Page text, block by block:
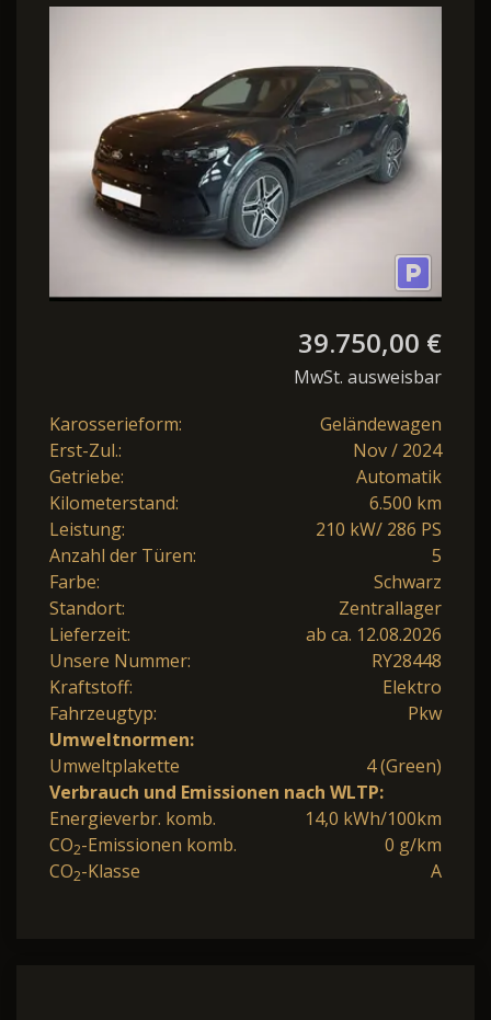
EXTENDET RANGE
77KW/H NAVI / LED /
39.750,00 €
MwSt. ausweisbar
Karosserieform:
Geländewagen
Erst-Zul.:
Nov / 2024
Getriebe:
Automatik
Kilometerstand:
6.500 km
Leistung:
210 kW/ 286 PS
Anzahl der Türen:
5
Farbe:
Schwarz
Standort:
Zentrallager
Lieferzeit:
ab ca. 12.08.2026
Unsere Nummer:
RY28448
Kraftstoff:
Elektro
Fahrzeugtyp:
Pkw
Umweltnormen:
Umweltplakette
4 (Green)
Verbrauch und Emissionen nach WLTP:
Energieverbr. komb.
14,0 kWh/100km
CO2-Emissionen komb.
0 g/km
CO2-Klasse A